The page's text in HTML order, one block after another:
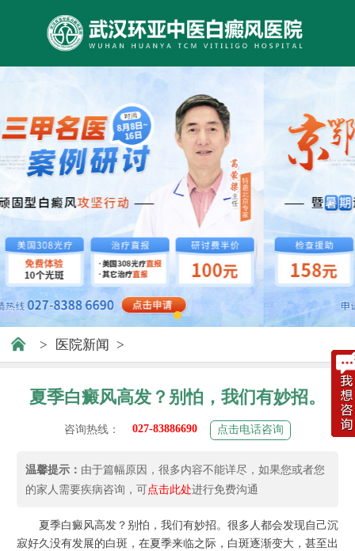
> 医院新闻 >
夏季白癜风高发？别怕，我们有妙招。
咨询热线： 027-83886690 点击电话咨询
温馨提示： 由于篇幅原因，很多内容不能详尽，如果您或者您
的家人需要疾病咨询，可点击此处进行免费沟通
夏季白癜风高发？别怕，我们有妙招。很多人都会发现自己沉
寂好久没有发展的白斑，在夏季来临之际，白斑逐渐变大，甚至出